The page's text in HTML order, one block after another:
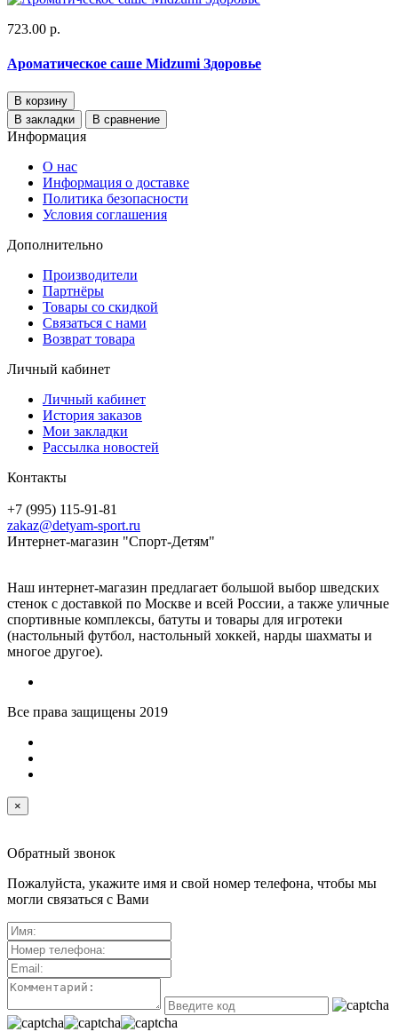
723.00 р.
Ароматическое саше Midzumi Здоровье
В корзину
В закладки
В сравнение
Информация
О нас
Информация о доставке
Политика безопасности
Условия соглашения
Дополнительно
Производители
Партнёры
Товары со скидкой
Связаться с нами
Возврат товара
Личный кабинет
Личный кабинет
История заказов
Мои закладки
Рассылка новостей
Контакты
+7 (995) 115-91-81
zakaz@detyam-sport.ru
Интернет-магазин "Спорт-Детям"
Наш интернет-магазин предлагает большой выбор шведских
стенок с доставкой по Москве и всей России, а также уличные
спортивные комплексы, батуты и товары для игротеки
(настольный футбол, настольный хоккей, нарды шахматы и
многое другое).
Все права защищены 2019
×
Обратный звонок
Пожалуйста, укажите имя и свой номер телефона, чтобы мы
могли связаться с Вами